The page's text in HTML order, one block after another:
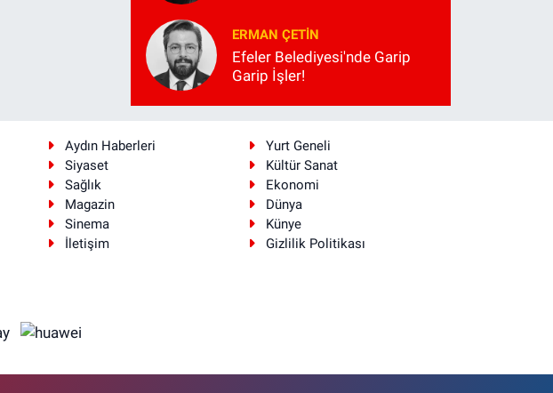
ERMAN ÇETIN
Efeler Belediyesi'nde Garip
Garip İşler!
Aydın Haberleri
Yurt Geneli
Siyaset
Kültür Sanat
Sağlık
Ekonomi
Magazin
Dünya
Sinema
Künye
İletişim
Gizlilik Politikası